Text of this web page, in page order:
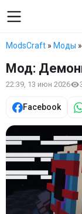
ModsCraft » Моды
Мод:
22:39, 13 июн 2026
Facebook